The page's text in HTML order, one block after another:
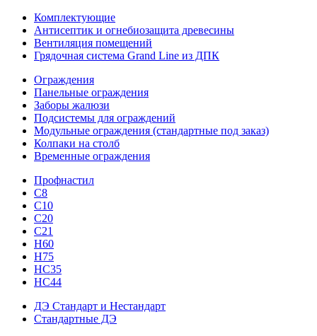
Комплектующие
Антисептик и огнебиозащита древесины
Вентиляция помещений
Грядочная система Grand Line из ДПК
Ограждения
Панельные ограждения
Заборы жалюзи
Подсистемы для ограждений
Модульные ограждения (стандартные под заказ)
Колпаки на столб
Временные ограждения
Профнастил
С8
С10
С20
С21
H60
H75
HС35
НС44
ДЭ Стандарт и Нестандарт
Стандартные ДЭ